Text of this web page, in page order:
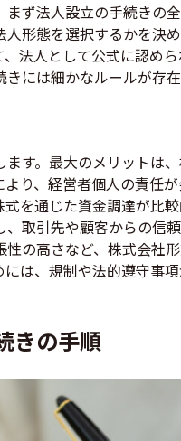
ず法人設立の手続きの
形態を選択するかを決
法人として公式に認め
には細かなルールが存在
す。最大のメリットは
り、経営者個人の責任
を通じた資金調達が比
取引先や顧客からの信
の高さなど、株式会社
は、規制や法的遵守事
きの手順